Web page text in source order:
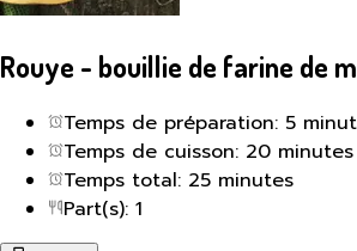
Rouye - bouillie de farine de
Temps de préparation: 5
Temps de cuisson: 20 minutes
Temps total: 25 minutes
Part(s): 1